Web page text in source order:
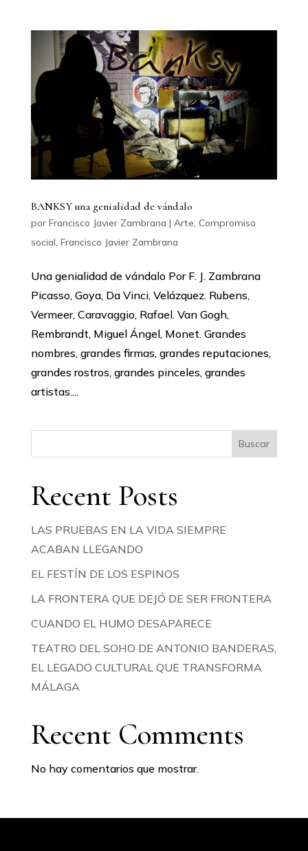
BANKSY una genialidad de vándalo
por Francisco Javier Zambrana | Arte, Compromiso
social, Francisco Javier Zambrana
Una genialidad de vándalo Por F. J. Zambrana
Picasso, Goya, Da Vinci, Velázquez. Rubens,
Vermeer, Caravaggio, Rafael. Van Gogh,
Rembrandt, Miguel Ángel, Monet. Grandes
nombres, grandes firmas, grandes reputaciones,
grandes rostros, grandes pinceles, grandes
artistas....
Buscar
Recent Posts
LAS PRUEBAS EN LA VIDA SIEMPRE
ACABAN LLEGANDO
EL FESTÍN DE LOS ESPINOS
LA FRONTERA QUE DEJÓ DE SER FRONTERA
CUANDO EL HUMO DESAPARECE
TEATRO DEL SOHO DE ANTONIO BANDERAS,
EL LEGADO CULTURAL QUE TRANSFORMA
MÁLAGA
Recent Comments
No hay comentarios que mostrar.